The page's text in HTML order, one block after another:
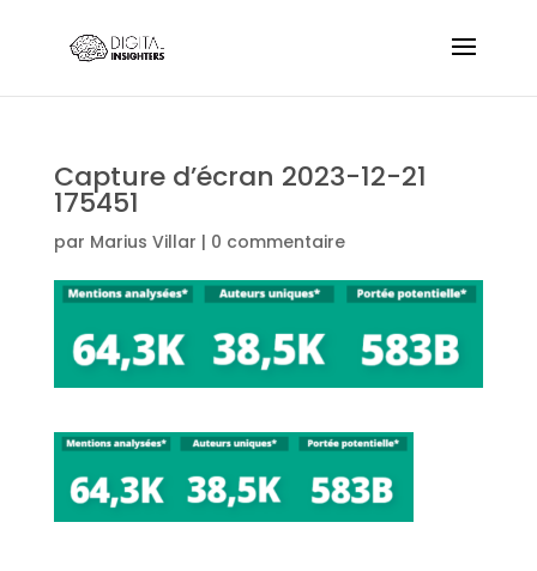
Capture d’écran 2023-12-21
175451
par Marius Villar | 0 commentaire